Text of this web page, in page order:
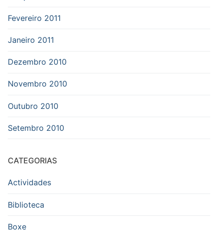
Fevereiro 2011
Janeiro 2011
Dezembro 2010
Novembro 2010
Outubro 2010
Setembro 2010
CATEGORIAS
Actividades
Biblioteca
Boxe